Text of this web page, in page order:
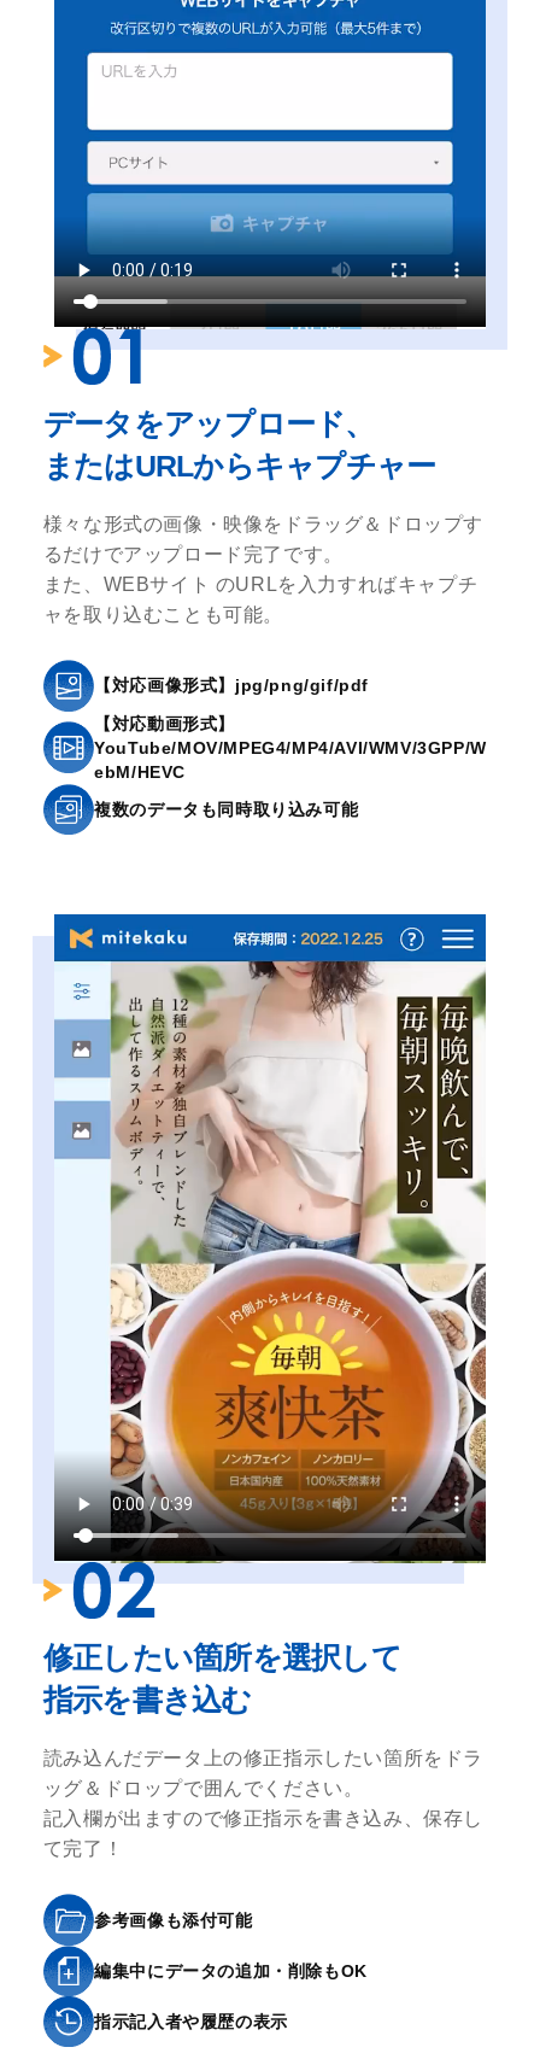
データをアップロード、
またはURLからキャプチャー
様々な形式の画像・映像をドラッグ＆ドロップす
るだけでアップロード完了です。
また、WEBサイト のURLを入力すればキャプチ
ャを取り込むことも可能。
【対応画像形式】jpg/png/gif/pdf
【対応動画形式】
YouTube/MOV/MPEG4/MP4/AVI/WMV/3GPP/W
ebM/HEVC
複数のデータも同時取り込み可能
修正したい箇所を選択して
指示を書き込む
読み込んだデータ上の修正指示したい箇所をドラ
ッグ＆ドロップで囲んでください。
記入欄が出ますので修正指示を書き込み、保存し
て完了！
参考画像も添付可能
編集中にデータの追加・削除もOK
指示記入者や履歴の表示